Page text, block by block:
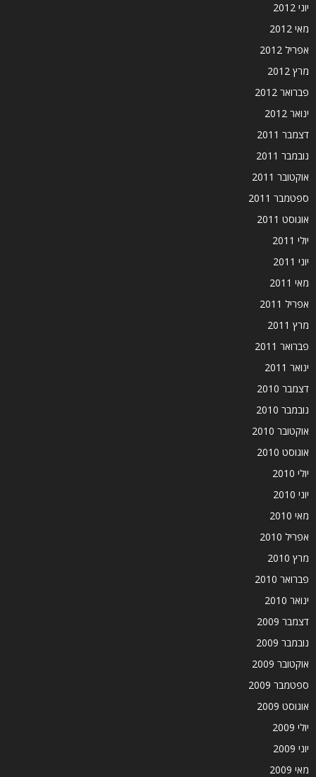
יוני 2012
מאי 2012
אפריל 2012
מרץ 2012
פברואר 2012
ינואר 2012
דצמבר 2011
נובמבר 2011
אוקטובר 2011
ספטמבר 2011
אוגוסט 2011
יולי 2011
יוני 2011
מאי 2011
אפריל 2011
מרץ 2011
פברואר 2011
ינואר 2011
דצמבר 2010
נובמבר 2010
אוקטובר 2010
אוגוסט 2010
יולי 2010
יוני 2010
מאי 2010
אפריל 2010
מרץ 2010
פברואר 2010
ינואר 2010
דצמבר 2009
נובמבר 2009
אוקטובר 2009
ספטמבר 2009
אוגוסט 2009
יולי 2009
יוני 2009
מאי 2009